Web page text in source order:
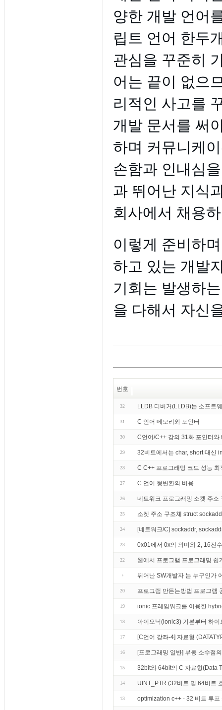
양한 개발 언어
립트 언어 한두
관심을 꾸준히
어는 끝이 없으
리적인 사고를
개발 문서를 써
하며 커뮤니케
손함과 인내심
과 뛰어난 지식
회사에서 채용
이렇게 준비하
하고 있는 개발
기회는 발생하
을 다해서 자신
번호
32 LLDB 디버거(LLDB)는 소프트
31 C 언어 메모리와 포인터
30 C언어/C++ 강의 31화 포인터
29 32비트에서는 char, short 대신
28 C C++ 프로그래밍 코드 성능 최
27 C 언어 형변환의 비용
26 네트워크 프로그래밍 소켓 주소
25 소켓 주소 구조체 struct
24 [네트워크/C] sockaddr,
23 0x01에서 0x의 의미와 2, 16진
22 웹에서 프로그램 프로그래밍
뛰어난 SW개발자 는 누구인가
20 프로그램 만든는방법 프로그램
19 ionic 프레임워크를 이용한
18 아이오닉(ionic3) 기본부터 하이
17 [C언어 강좌-4] 자료형
16 [프로그래밍 일반] 부동 소수점
15 32bit와 64bit의 C 자료형(Data
14 UINT_PTR (32비트 및 64비트
13 optimization c++ - 32 비트 루